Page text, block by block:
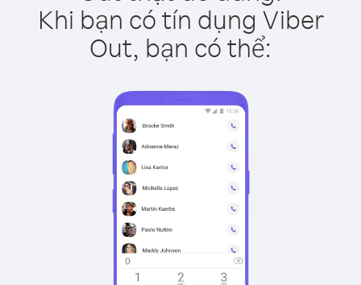
Khi bạn có tín dụng Viber
Out, bạn có thể: